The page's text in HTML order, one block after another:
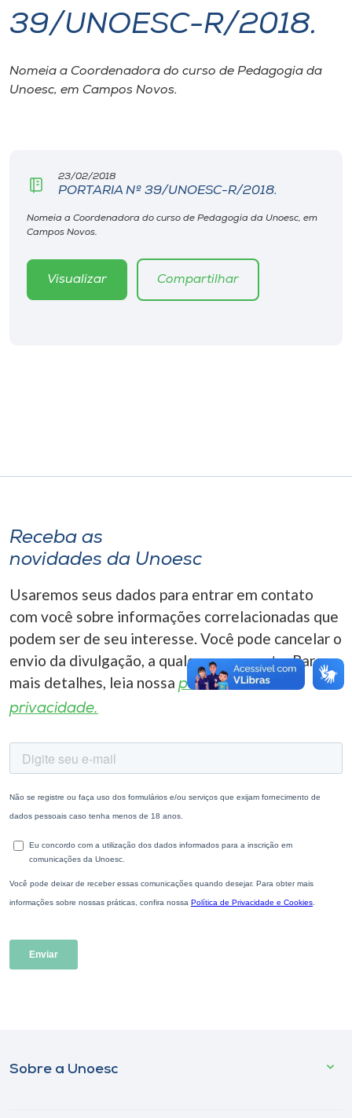
I.nova
Diplomados
CPA
Biblioteca
Editora
A-
39/UNOESC-R/2018.
Nomeia a Coordenadora do curso de Pedagogia da
Unoesc, em Campos Novos.
23/02/2018
PORTARIA Nº 39/UNOESC-R/2018.
Nomeia a Coordenadora do curso de Pedagogia da Unoesc, em
Campos Novos.
Visualizar Compartilhar
Receba as
novidades da Unoesc
Usaremos seus dados para entrar em contato
com você sobre informações correlacionadas que
podem ser de seu interesse. Você pode cancelar o
envio da divulgação, a qualquer momento. Para
mais detalhes, leia nossa política de
privacidade.
Sobre a Unoesc